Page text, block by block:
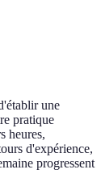
une
pratique
heures,
d'expérience,
progressent